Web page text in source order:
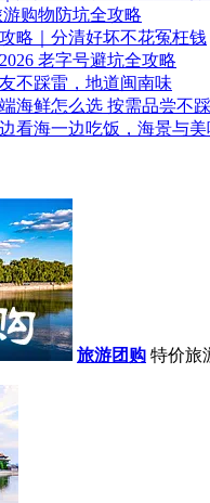
购物防坑全攻略
略｜分清好坏不花冤枉钱
老字号避坑全攻略
不踩雷，地道闽南味
海鲜怎么选 按需品尝不
看海一边吃饭，海景与
旅游团购 特价旅